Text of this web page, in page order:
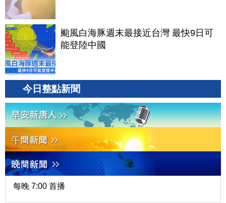
颱風白海豚週末最接近台灣 最快9日可
能登陸中國
今日整點新聞
每晚 7:00 首播